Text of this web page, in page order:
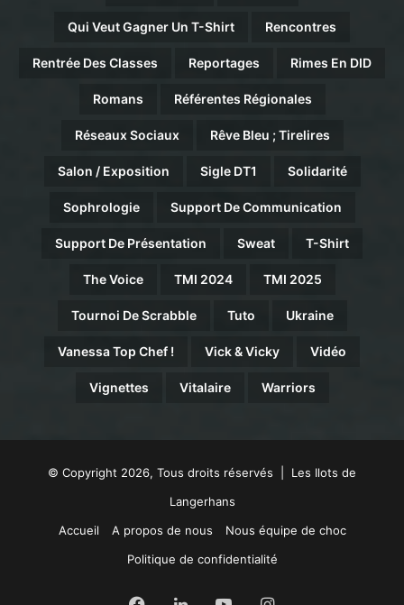
Qui Veut Gagner Un T-Shirt Rencontres
Rentrée Des Classes Reportages Rimes En DID
Romans Référentes Régionales
Réseaux Sociaux Rêve Bleu ; Tirelires
Salon / Exposition Sigle DT1 Solidarité
Sophrologie Support De Communication
Support De Présentation Sweat T-Shirt
The Voice TMI 2024 TMI 2025
Tournoi De Scrabble Tuto Ukraine
Vanessa Top Chef ! Vick & Vicky Vidéo
Vignettes Vitalaire Warriors
© Copyright 2026, Tous droits réservés | Les Ilots de
Langerhans
Accueil
A propos de nous
Nous équipe de choc
Politique de confidentialité